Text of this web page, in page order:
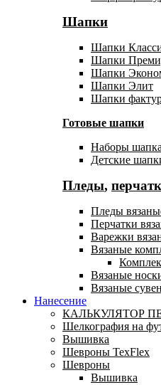
Шапки
Шапки
Шапки
Шапки
Шапки Элит
Шапки
Готовые шапки
Наборы
Детские
Пледы,
Пледы
Перчатки
Варежки
Вязаные
Вязаные
Вязаные
Нанесение
КАЛЬКУЛЯТОР
Шелкография на
Вышивка
Шевроны TexFlex
Шевроны
Вышивка